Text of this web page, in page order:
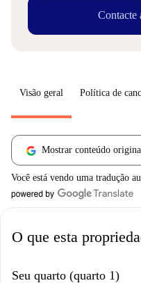
Contacte
Visão geral Política de
Mostrar conteúdo
Você está vendo uma tradução
O que esta
Seu quarto (quarto 1)